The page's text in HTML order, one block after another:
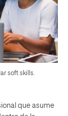
soft skills.
que asume